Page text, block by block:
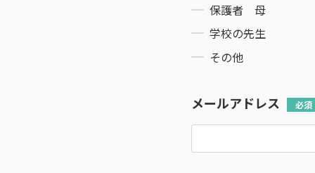
保護者 母
学校の先生
その他
メールアドレス